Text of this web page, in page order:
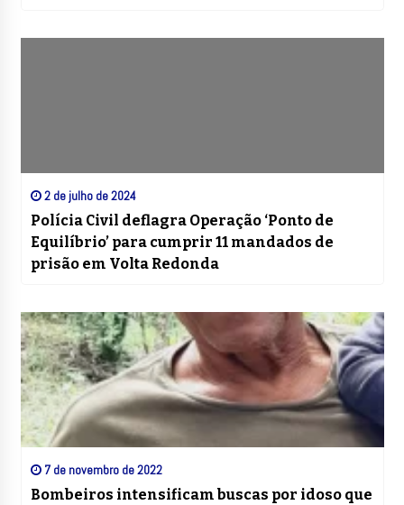
2 de julho de 2024
Polícia Civil deflagra Operação ‘Ponto de
Equilíbrio’ para cumprir 11 mandados de
prisão em Volta Redonda
7 de novembro de 2022
Bombeiros intensificam buscas por idoso que